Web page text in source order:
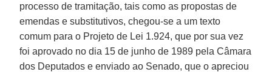
processo de tramitação, tais como as propostas de
emendas e substitutivos, chegou-se a um texto
comum para o Projeto de Lei 1.924, que por sua vez
foi aprovado no dia 15 de junho de 1989 pela Câmara
dos Deputados e enviado ao Senado, que o apreciou